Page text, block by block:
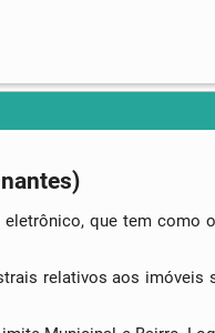
que tem como
relativos aos imóveis